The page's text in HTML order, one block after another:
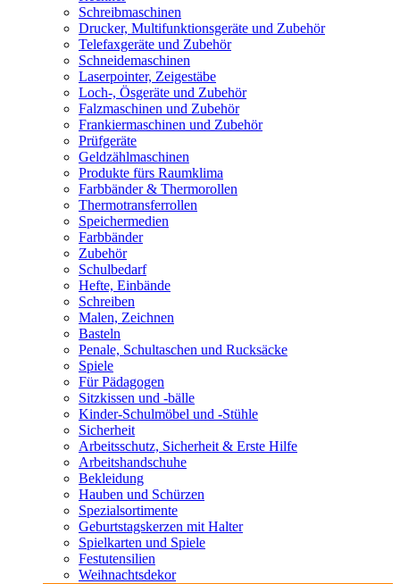
Schreibmaschinen
Drucker, Multifunktionsgeräte und Zubehör
Telefaxgeräte und Zubehör
Schneidemaschinen
Laserpointer, Zeigestäbe
Loch-, Ösgeräte und Zubehör
Falzmaschinen und Zubehör
Frankiermaschinen und Zubehör
Prüfgeräte
Geldzählmaschinen
Produkte fürs Raumklima
Farbbänder & Thermorollen
Thermotransferrollen
Speichermedien
Farbbänder
Zubehör
Schulbedarf
Hefte, Einbände
Schreiben
Malen, Zeichnen
Basteln
Penale, Schultaschen und Rucksäcke
Spiele
Für Pädagogen
Sitzkissen und -bälle
Kinder-Schulmöbel und -Stühle
Sicherheit
Arbeitsschutz, Sicherheit & Erste Hilfe
Arbeitshandschuhe
Bekleidung
Hauben und Schürzen
Spezialsortimente
Geburtstagskerzen mit Halter
Spielkarten und Spiele
Festutensilien
Weihnachtsdekor